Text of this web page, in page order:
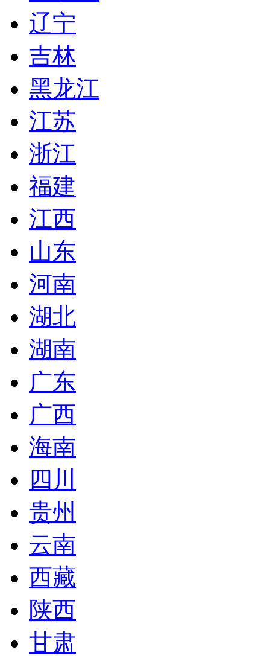
辽宁
吉林
黑龙江
江苏
浙江
福建
江西
山东
河南
湖北
湖南
广东
广西
海南
四川
贵州
云南
西藏
陕西
甘肃